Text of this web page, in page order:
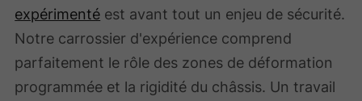
expérimenté est avant tout un enjeu de sécurité.
Notre carrossier d'expérience comprend
parfaitement le rôle des zones de déformation
programmée et la rigidité du châssis. Un travail